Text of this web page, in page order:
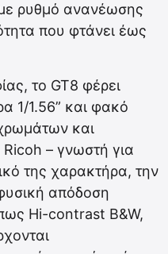
ρυθμό ανανέωσης
που φτάνει έως
το GT8 φέρει
1/1.56” και φακό
και
– γνωστή για
της χαρακτήρα, την
απόδοση
Hi-contrast B&W,